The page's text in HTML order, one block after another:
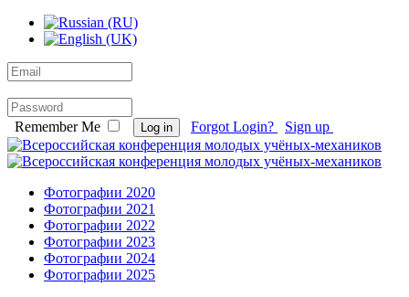
Remember Me Log in Forgot Login? Sign up
Фотографии 2020
Фотографии 2021
Фотографии 2022
Фотографии 2023
Фотографии 2024
Фотографии 2025